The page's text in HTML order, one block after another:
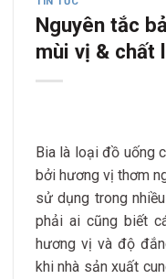
Nguyên tắc
mùi vị & chất
Bia là loại đồ uống
bởi hương vị thơm
sử dụng trong
phải ai cũng biết
hương vị và độ
khi nhà sản xuất